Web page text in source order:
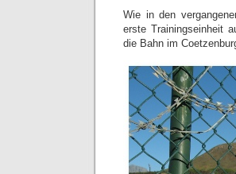
Wie in den
erste Trainingseinheit
die Bahn im